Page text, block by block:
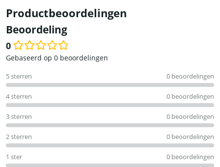
Productbeoordelingen
Beoordeling
0
Waardering
uit
5
Gebaseerd op 0 beoordelingen
5 sterren 0 beoordelingen
4 sterren 0 beoordelingen
3 sterren 0 beoordelingen
2 sterren 0 beoordelingen
1 ster 0 beoordelingen